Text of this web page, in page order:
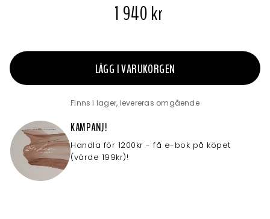
1 940 kr
LÄGG I VARUKORGEN
Finns i lager, levereras omgående
KAMPANJ!
Handla för 1200kr - få e-bok på köpet
(värde 199kr)!